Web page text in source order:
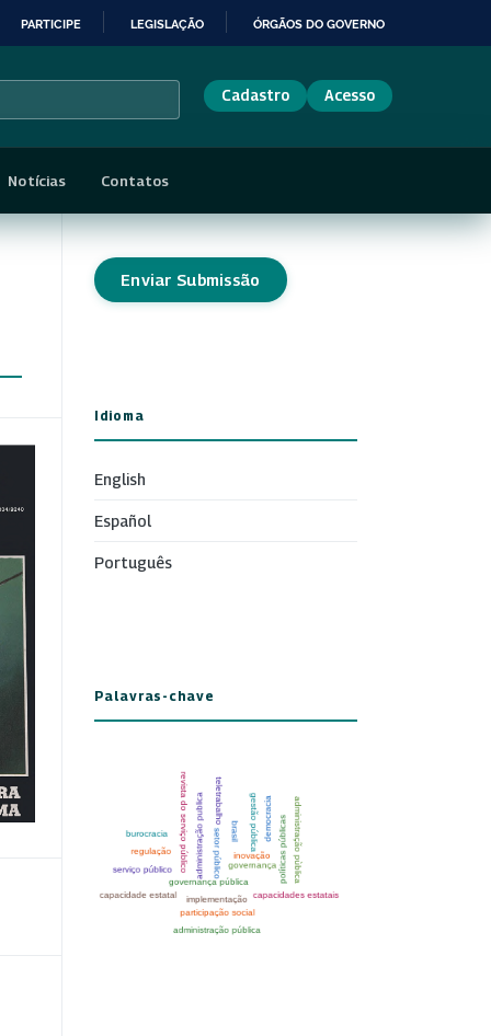
PARTICIPE LEGISLAÇÃO ÓRGÃOS DO GOVERNO
Cadastro Acesso
Notícias Contatos
Enviar Submissão
Idioma
English
Español
Português
Palavras-chave